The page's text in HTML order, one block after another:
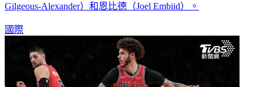
Gilgeous-Alexander）和恩比德（Joel Embiid）。
國際